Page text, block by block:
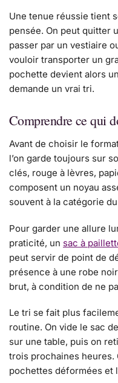
Une tenue réussie tient
pensée. On peut quitter
passer par un vestiaire
vouloir transporter un
pochette devient alors
demande un vrai tri.
Comprendre ce qui
Avant de choisir le
l’on garde toujours sur
clés, rouge à lèvres,
composent un noyau
souvent à la catégorie
Pour garder une allure
praticité, un sac à
peut servir de point de
présence à une robe
brut, à condition de ne
Le tri se fait plus
routine. On vide le sac
sur une table, puis on
trois prochaines heures.
pochettes déformées et